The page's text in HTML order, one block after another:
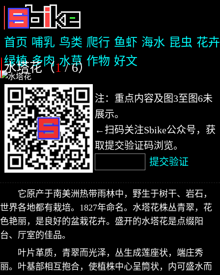
首页 哺乳 鸟类 爬行 鱼虾 海水 昆虫 花卉
绿植 多肉 水草 作物 好文
水塔花（1/ 6）
注：重点内容及图3至图6未
展示。
←扫码关注Sbike公众号，获
取提交验证码浏览。
提交验证
它原产于南美洲热带雨林中，野生于树干、岩石，
世界各地都有栽培。1827年命名。水塔花株丛青翠，花
色艳丽，是良好的盆栽花卉。盛开的水塔花是点缀阳
台、厅室的佳品。
叶片革质，青翠而光泽，丛生成莲座状，端庄秀
丽。叶基部相互抱合，使植株中心呈筒状，内可盛水而